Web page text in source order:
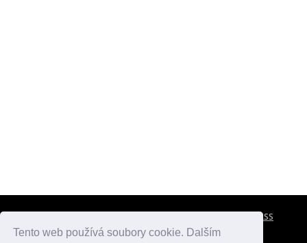
Tento web používá soubory cookie. Dalším
RSS